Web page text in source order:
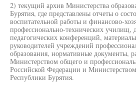
2) текущий архив Министерства
Бурятия, где представлены отчеты о
воспитательной работы и финансово-
профессионально-технических училищ,
педагогических конференций,
руководителей учреждений
образования, нормативные документы,
Министерством общего и
Российской Федерации и
Республики Бурятия.